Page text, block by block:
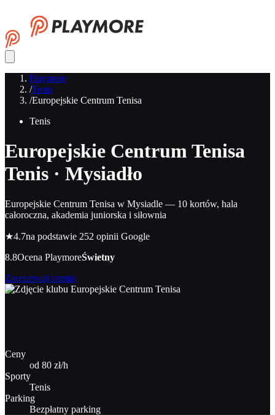
Playmore
/Tenis
/Europejskie Centrum Tenisa
Tenis
Europejskie Centrum Tenisa
Tenis · Mysiadło
Europejskie Centrum Tenisa w Mysiadle — 10 kortów, hala
całoroczna, akademia juniorska i siłownia
★4.7na podstawie 252 opinii Google
8.8Ocena PlaymoreŚwietny
Zarezerwuj termin
Ceny
od 80 zł/h
Sporty
Tenis
Parking
Bezpłatny parking